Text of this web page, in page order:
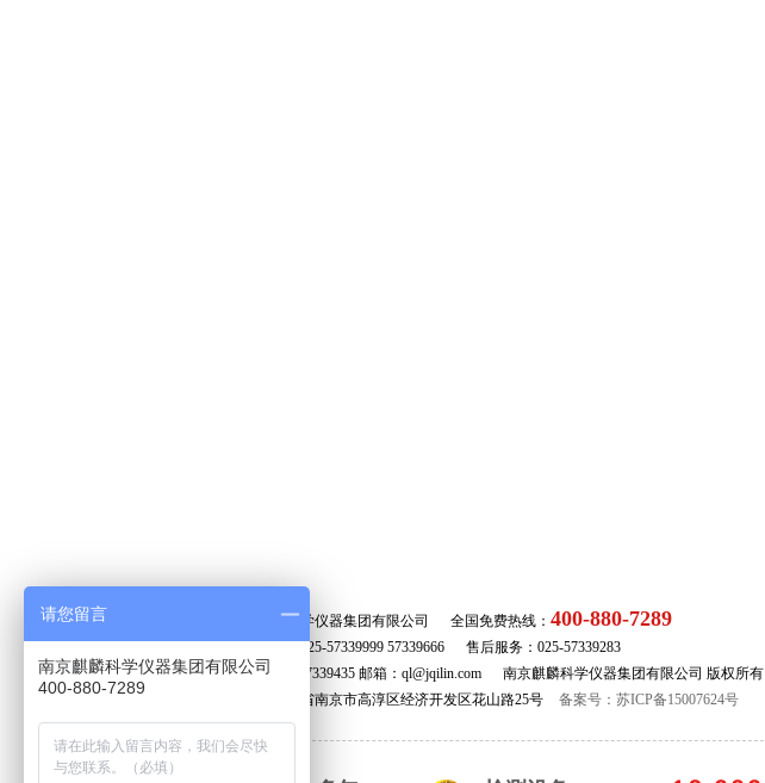
南京麒麟科学仪器集团有限公司 全国免费热线： 400-880-7289
销售电话：025-57339999 57339666 售后服务：025-57339283
传真：025-57339435 邮箱：ql@jqilin.com 南京麒麟科学仪器集团有限公司 版权所有
地址：江苏省南京市高淳区经济开发区花山路25号
备案号：苏ICP备15007624号
请您留言
南京麒麟科学仪器集团有限公司
400-880-7289